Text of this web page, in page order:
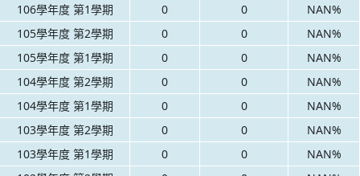
106學年度 第1學期
0 0
NAN%
105學年度 第2學期
0 0
NAN%
105學年度 第1學期
0 0
NAN%
104學年度 第2學期
0 0
NAN%
104學年度 第1學期
0 0
NAN%
103學年度 第2學期
0 0
NAN%
103學年度 第1學期
0 0
NAN%